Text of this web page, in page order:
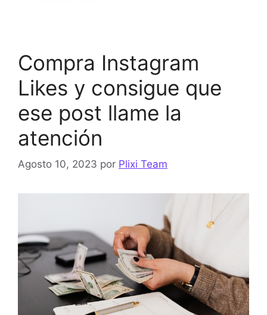
Compra Instagram
Likes y consigue que
ese post llame la
atención
Agosto 10, 2023 por Plixi Team